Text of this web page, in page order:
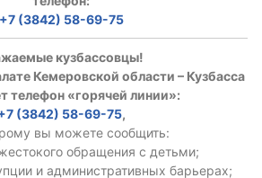
+7 (3842) 58-69-75
кузбассовцы!
Кемеровской области – Кузбасса
телефон «горячей линии»:
(3842) 58-69-75,
вы можете сообщить:
обращения с детьми;
и административных барьерах;